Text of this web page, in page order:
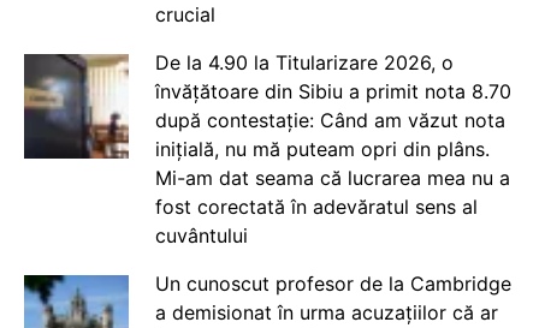
crucial
De la 4.90 la Titularizare 2026, o
învățătoare din Sibiu a primit nota 8.70
după contestație: Când am văzut nota
inițială, nu mă puteam opri din plâns.
Mi-am dat seama că lucrarea mea nu a
fost corectată în adevăratul sens al
cuvântului
Un cunoscut profesor de la Cambridge
a demisionat în urma acuzațiilor că ar